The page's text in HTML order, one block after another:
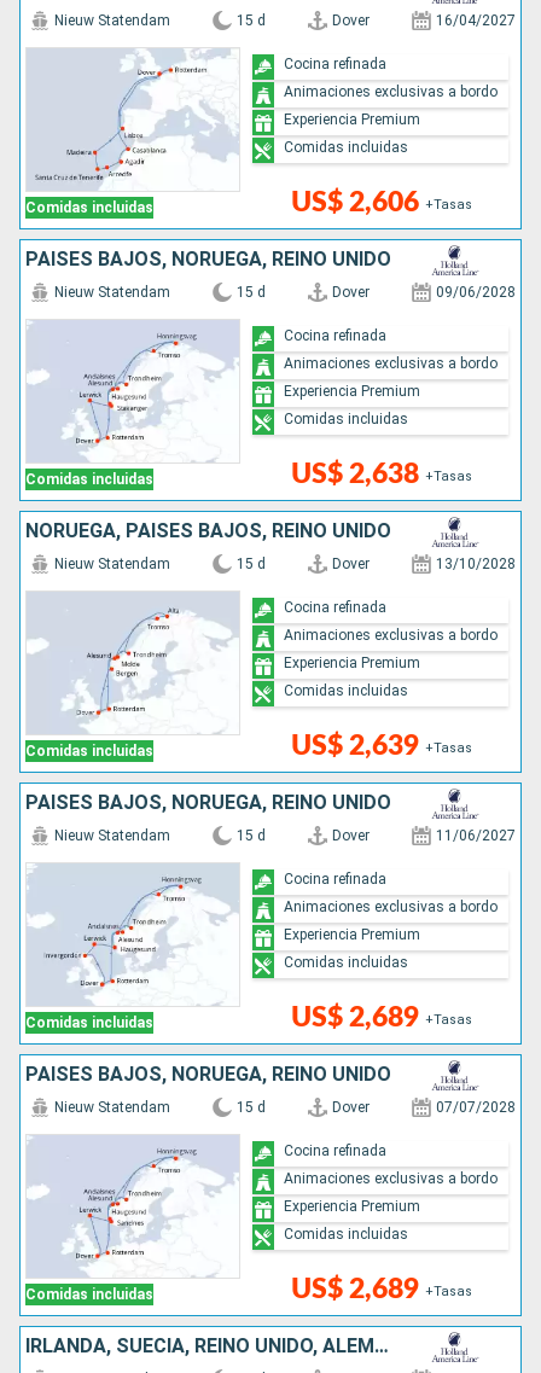
Comidas incluidas
Nieuw Statendam 15 d Dover 16/04/2027
US$ 2,606 +Tasas
Cocina refinada
Animaciones exclusivas a bordo
Experiencia Premium
Comidas incluidas
PAISES BAJOS, NORUEGA, REINO UNIDO
Comidas incluidas
Nieuw Statendam 15 d Dover 09/06/2028
US$ 2,638 +Tasas
Cocina refinada
Animaciones exclusivas a bordo
Experiencia Premium
Comidas incluidas
NORUEGA, PAISES BAJOS, REINO UNIDO
Comidas incluidas
Nieuw Statendam 15 d Dover 13/10/2028
US$ 2,639 +Tasas
Cocina refinada
Animaciones exclusivas a bordo
Experiencia Premium
Comidas incluidas
PAISES BAJOS, NORUEGA, REINO UNIDO
Comidas incluidas
Nieuw Statendam 15 d Dover 11/06/2027
US$ 2,689 +Tasas
Cocina refinada
Animaciones exclusivas a bordo
Experiencia Premium
Comidas incluidas
PAISES BAJOS, NORUEGA, REINO UNIDO
Comidas incluidas
Nieuw Statendam 15 d Dover 07/07/2028
US$ 2,689 +Tasas
Cocina refinada
Animaciones exclusivas a bordo
Experiencia Premium
Comidas incluidas
IRLANDA, SUECIA, REINO UNIDO, ALEMANIA, DINAMARCA, PAISES BAJOS, FINLANDIA, ESTONIA